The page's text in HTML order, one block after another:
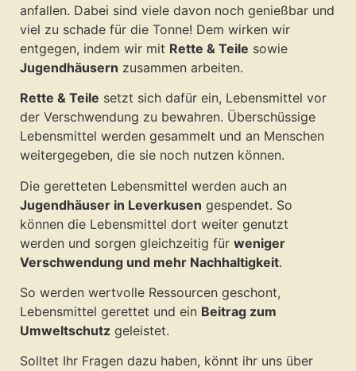
anfallen. Dabei sind viele davon noch genießbar und
viel zu schade für die Tonne! Dem wirken wir
entgegen, indem wir mit Rette & Teile sowie
Jugendhäusern zusammen arbeiten.
Rette & Teile setzt sich dafür ein, Lebensmittel vor
der Verschwendung zu bewahren. Überschüssige
Lebensmittel werden gesammelt und an Menschen
weitergegeben, die sie noch nutzen können.
Die geretteten Lebensmittel werden auch an
Jugendhäuser in Leverkusen gespendet. So
können die Lebensmittel dort weiter genutzt
werden und sorgen gleichzeitig für weniger
Verschwendung und mehr Nachhaltigkeit.
So werden wertvolle Ressourcen geschont,
Lebensmittel gerettet und ein Beitrag zum
Umweltschutz geleistet.
Solltet Ihr Fragen dazu haben, könnt ihr uns über